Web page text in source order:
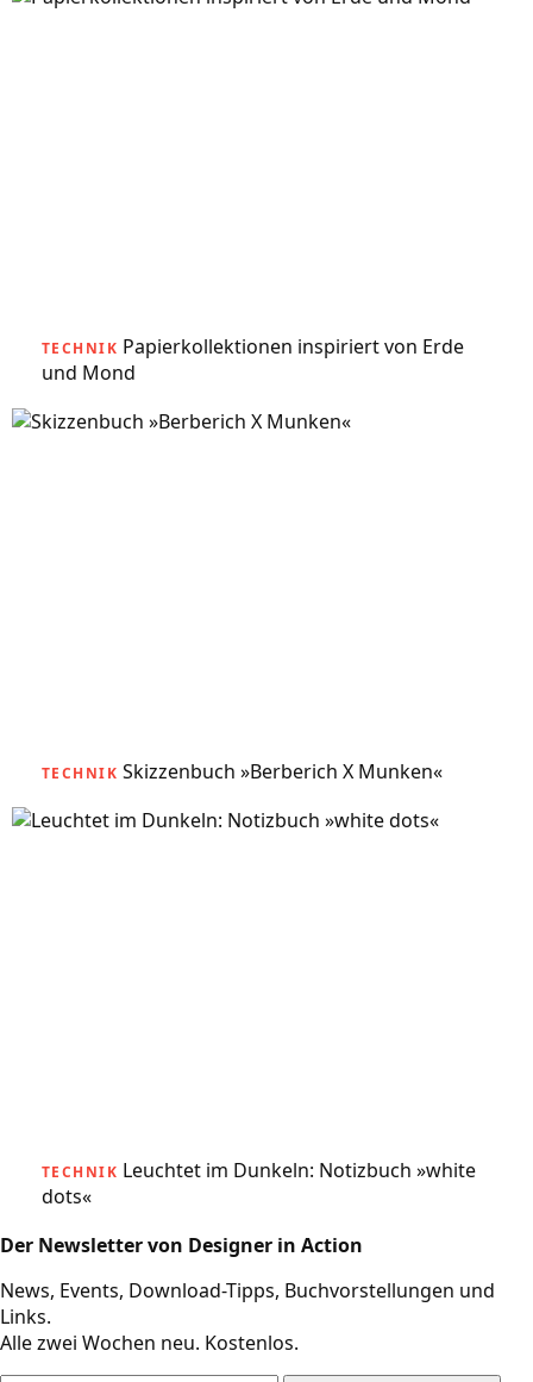
TECHNIK Papierkollektionen inspiriert von Erde
und Mond
TECHNIK Skizzenbuch »Berberich X Munken«
TECHNIK Leuchtet im Dunkeln: Notizbuch »white
dots«
Der Newsletter von Designer in Action
News, Events, Download-Tipps, Buchvorstellungen und
Links.
Alle zwei Wochen neu. Kostenlos.